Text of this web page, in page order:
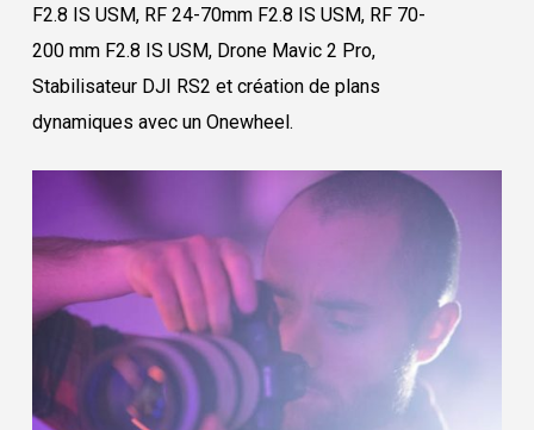
F2.8 IS USM, RF 24-70mm F2.8 IS USM, RF 70-
200 mm F2.8 IS USM, Drone Mavic 2 Pro,
Stabilisateur DJI RS2 et création de plans
dynamiques avec un Onewheel.